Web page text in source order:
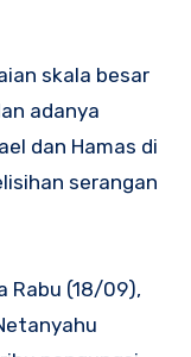
skala besar
adanya
dan Hamas di
serangan
Rabu (18/09),